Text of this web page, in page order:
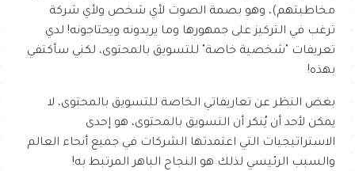
مخاطبتهم)، وهو بصمة الصوت لأي شخص ولأي شركة
ترغب في التركيز على جمهورها وما يريدونه ويحتاجونه! لدي
تعريفات "شخصية خاصة" للتسويق بالمحتوى، لكني سأكتفي
بهذه!
بغض النظر عن تعاريفاتي الخاصة للتسويق بالمحتوى، لا
يمكن لأحد أن يُنكر أن التسويق بالمحتوى، هو إحدى
الاستراتيجيات التي اعتمدتها الشركات في جميع أنحاء العالم
والسبب الرئيسي لذلك هو النجاح الباهر المرتبط به!